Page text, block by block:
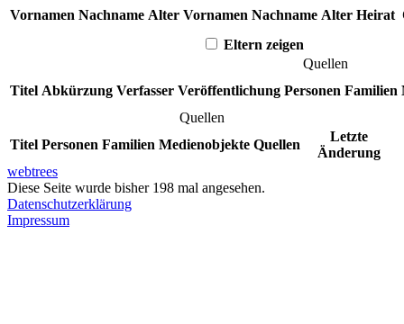
Vornamen Nachname Alter Vornamen Nachname Alter Heirat
Eltern zeigen
Quellen
Titel Abkürzung Verfasser Veröffentlichung Personen Familien
Quellen
Titel Personen Familien Medienobjekte Quellen
Letzte
Änderung
webtrees
Diese Seite wurde bisher 198 mal angesehen.
Datenschutzerklärung
Impressum